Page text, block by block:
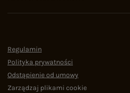
Regulamin
Polityka prywatności
Odstąpienie od umowy
Zarządzaj plikami cookie